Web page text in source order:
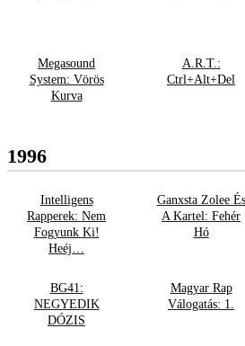
Megasound
System: Vörös
Kurva
A.R.T.:
Ctrl+Alt+Del
1996
Intelligens
Rapperek: Nem
Fogyunk Ki!
Heéj…
Ganxsta Zolee És
A Kartel: Fehér
Hó
BG41:
NEGYEDIK
DÓZIS
Magyar Rap
Válogatás: 1.